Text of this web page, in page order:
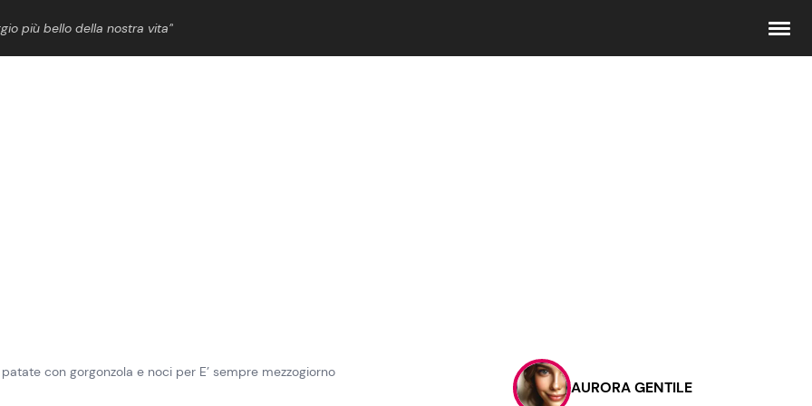
più bello della nostra vita”
Contattaci
Pubblicità
con gorgonzola e noci per E’ sempre mezzogiorno
AURORA GENTILE